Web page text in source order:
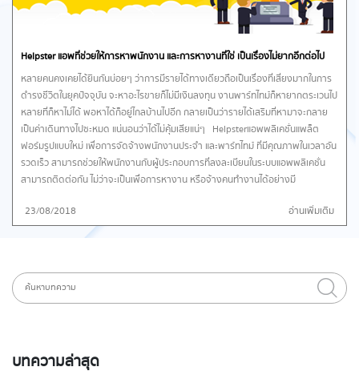
Helpster แอพที่ช่วยให้การหาพนักงาน และการหางานที่ใช่ เป็นเรื่องไม่ยากอีกต่อไป
หลายคนคงเคยได้ยินกันบ่อยๆ ว่าการมีรายได้ทางเดียวถือเป็นเรื่องที่เสี่ยงมากในการ
ดำรงชีวิตในยุคปัจจุบัน จะหาอะไรขายก็ไม่มีเงินลงทุน งานพาร์ทไทม์ก็หายากตระเวนไป
หลายที่ก็หาไม่ได้ พอหาได้ก็อยู่ไกลบ้านไปอีก กลายเป็นว่ารายได้เสริมที่หามาจะกลาย
เป็นค่าเดินทางไปซะหมด แน่นอนว่าได้ไม่คุ้มเสียแน่ๆ Helpster แอพพลิเคชั่นแพล็ต
ฟอร์มรูปแบบใหม่ เพื่อการจัดจ้างพนักงานประจำ และพาร์ทไทม์ ที่มีคุณภาพในเวลาอัน
รวดเร็ว สามารถช่วยให้พนักงานกับผู้ประกอบการที่ลงละเบียนในระบบแอพพลิเคชั่น
สามารถติดต่อกัน ไม่ว่าจะเป็นเพื่อการหางาน หรือจ้างคนทำงานได้อย่างมี
พร้อมที่จะตอบโจทย์และช่วยจับคู่คนกับงานที่เหมาะสมให้กับทั้งสองฝ่าย และเชื่อมต่อ
พนักงานกับที่ทำงานที่ดีที่สุดใกล้ที่อยู่ได้ทันที อีกทั้งระบบจะส่งงานล่าสุดเข้ามือถือ
ต้นแล้วได้อย่างรวดเร็ว ทันใจ ให้การหาคนทำงานคุณภาพเป็นไปได้ในทุกเวลาที่
ต้องการ Helpster ช่วยผู้ประกอบการธุรกิจอย่างไร ความรวดเร็ว – เข้าถึงพนักงาน
ใช้งานง่าย – ประวัติการทำงาน รูปถ่าย และวีดีโอแนะนำตัว ของพนักงานในแอพจะช่วย
23/08/2018 อ่านเพิ่มเติม
บทความล่าสุด